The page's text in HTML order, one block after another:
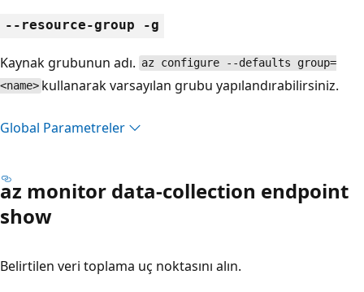
--resource-group -g
Kaynak grubunun adı. az configure --defaults group=
<name> kullanarak varsayılan grubu yapılandırabilirsiniz.
Global Parametreler
az monitor data-collection endpoint
show
Belirtilen veri toplama uç noktasını alın.